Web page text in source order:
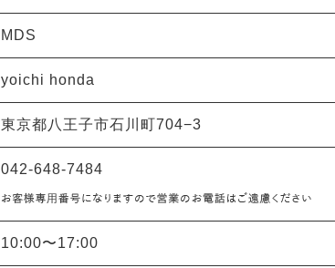
MDS
yoichi honda
東京都八王子市石川町704−3
042-648-7484
10:00〜17:00